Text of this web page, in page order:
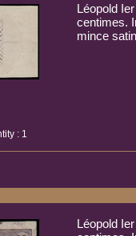
Léopold
centimes.
mince
: 1
Léopold